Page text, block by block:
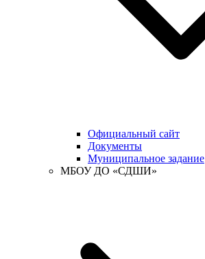
Официальный сайт
Документы
Муниципальное задание
МБОУ ДО «СДШИ»